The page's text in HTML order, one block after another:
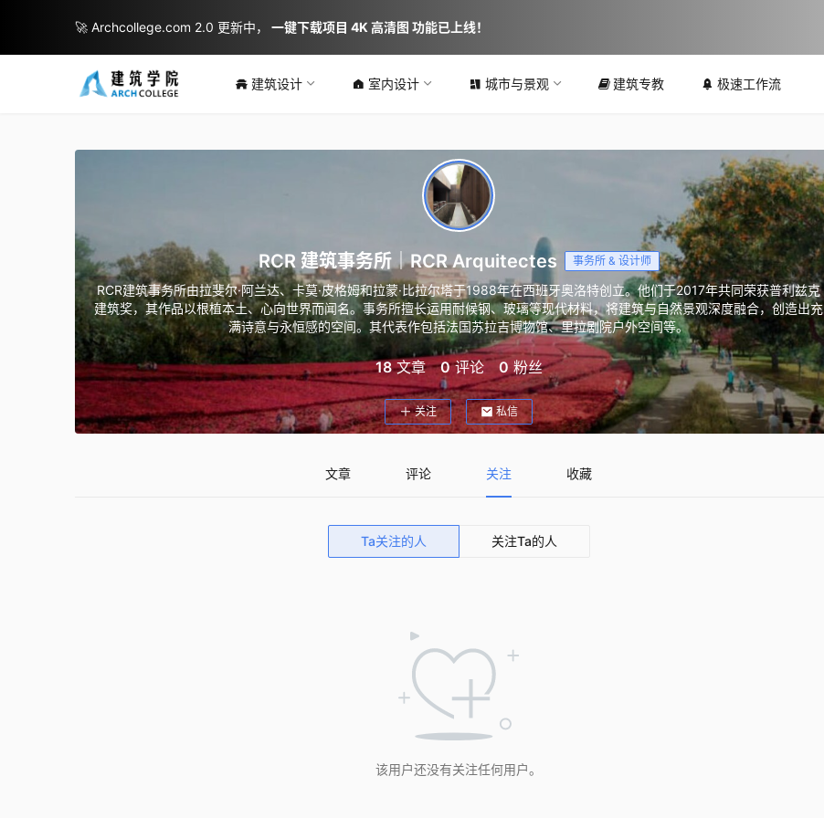
建筑设计 室内设计 城市与景观 建筑专教 极速工作流
RCR 建筑事务所｜RCR Arquitectes 事务所 & 设计师
RCR建筑事务所由拉斐尔·阿兰达、卡莫·皮格姆和拉蒙·比拉尔塔于1988年在西班牙奥洛特创立。他们于2017年共同荣获普利兹克
建筑奖，其作品以根植本土、心向世界而闻名。事务所擅长运用耐候钢、玻璃等现代材料，将建筑与自然景观深度融合，创造出充
满诗意与永恒感的空间。其代表作包括法国苏拉吉博物馆、里拉剧院户外空间等。
18 文章 0 评论 0 粉丝
关注 私信
文章 评论 关注 收藏
Ta关注的人 关注Ta的人
该用户还没有关注任何用户。
🚀 Archcollege.com 2.0 更新中， 一键下载项目 4K 高清图 功能已上线！